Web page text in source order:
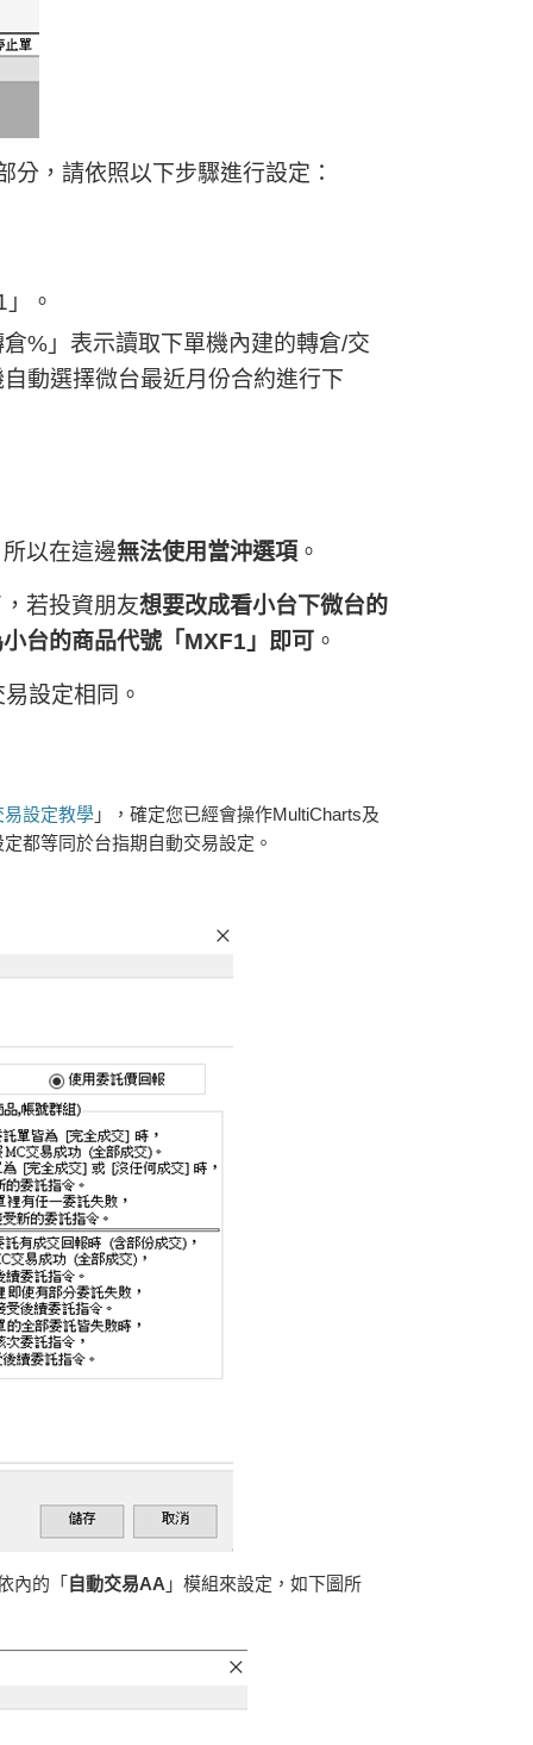
，請依照以下步驟進行設定：
。
%」表示讀取下單機內建的轉倉/交
動選擇微台最近月份合約進行下
以在這邊無法使用當沖選項。
若投資朋友想要改成看小台下微台的
台的商品代號「MXF1」 即可。
設定相同。
設定教學」，確定您已經會操作MultiCharts及
都等同於台指期自動交易設定。
內的「 自動交易AA 」模組來設定，如下圖所